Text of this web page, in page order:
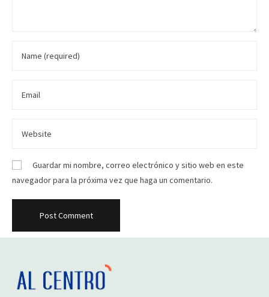
Guardar mi nombre, correo electrónico y sitio web en este
navegador para la próxima vez que haga un comentario.